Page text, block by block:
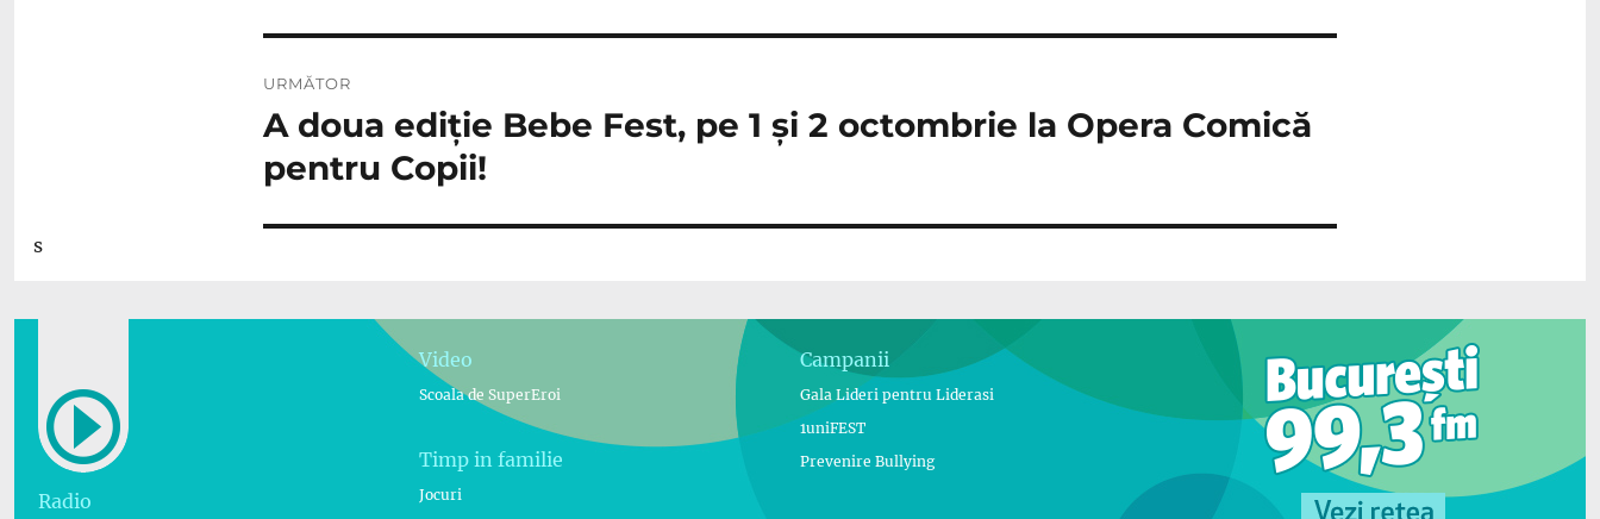
URMĂTOR
Articolul
următor:
A doua ediție Bebe Fest, pe 1 și 2 octombrie la Opera Comică
pentru Copii!
s
Radio
Video
Scoala de SuperEroi
Timp in familie
Jocuri
Campanii
Gala Lideri pentru Liderasi
1uniFEST
Prevenire Bullying